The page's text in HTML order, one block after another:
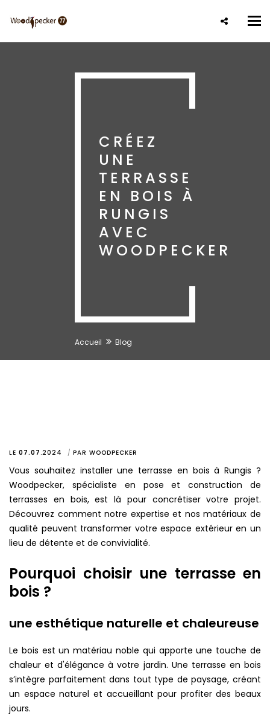
contenu
CRÉEZ
UNE
TERRASSE
EN BOIS À
RUNGIS
AVEC
WOODPECKER
Accueil Blog
LE 07.07 .2024 PAR WOODPECKER
Vous souhaitez installer une terrasse en bois à Rungis ?
Woodpecker, spécialiste en pose et construction de
terrasses en bois, est là pour concrétiser votre projet.
Découvrez comment notre expertise et nos matériaux de
qualité peuvent transformer votre espace extérieur en un
lieu de détente et de convivialité.
Pourquoi choisir une terrasse en
bois ?
une esthétique naturelle et chaleureuse
Le bois est un matériau noble qui apporte une touche de
chaleur et d'élégance à votre jardin. Une terrasse en bois
s’intègre parfaitement dans tout type de paysage, créant
un espace naturel et accueillant pour profiter des beaux
jours.